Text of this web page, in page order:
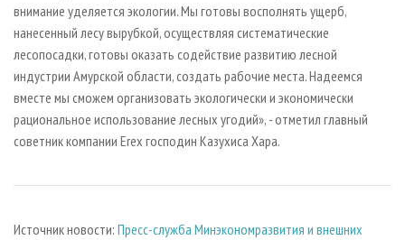
внимание уделяется экологии. Мы готовы восполнять ущерб,
нанесенный лесу вырубкой, осуществляя систематические
лесопосадки, готовы оказать содействие развитию лесной
индустрии Амурской области, создать рабочие места. Надеемся
вместе мы сможем организовать экологически и экономически
рациональное использование лесных угодий», - отметил главный
советник компании Erex господин Казухиса Хара.
Источник новости: Пресс-служба Минэкономразвития и внешних